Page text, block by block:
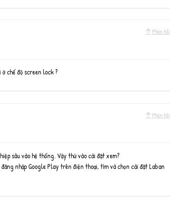
Phản hồi
ở chế độ screen lock ?
Phản hồi
sâu vào hệ thống. Vậy thử vào cài đặt xem?
nhập Google Play trên điện thoại, tìm và chọn cài đặt Laban